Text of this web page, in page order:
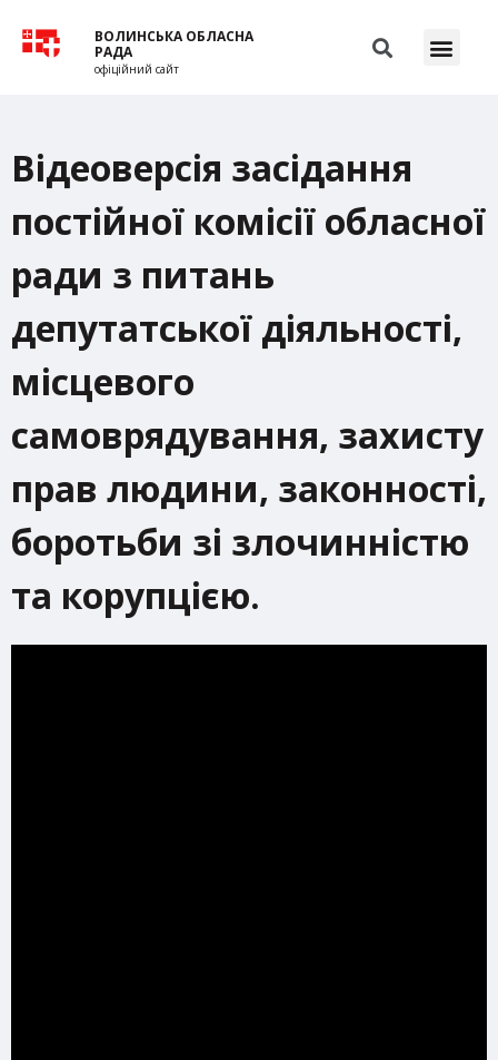
ВОЛИНСЬКА ОБЛАСНА
РАДА
офіційний сайт
Відеоверсія засідання
постійної комісії обласної
ради з питань
депутатської діяльності,
місцевого
самоврядування, захисту
прав людини, законності,
боротьби зі злочинністю
та корупцією.